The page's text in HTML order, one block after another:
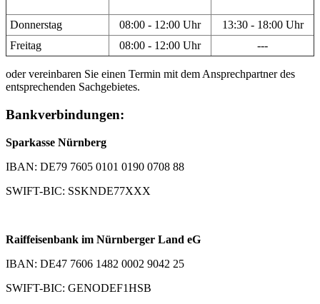
Donnerstag 08:00 - 12:00 Uhr
13:30 - 18:00 Uhr
Freitag
08:00 - 12:00 Uhr ---
oder vereinbaren Sie einen Termin mit dem Ansprechpartner des
entsprechenden Sachgebietes.
Bankverbindungen:
Sparkasse Nürnberg
IBAN: DE79 7605 0101 0190 0708 88
SWIFT-BIC: SSKNDE77XXX
Raiffeisenbank im Nürnberger Land eG
IBAN: DE47 7606 1482 0002 9042 25
SWIFT-BIC: GENODEF1HSB